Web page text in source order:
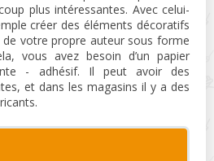
plus intéressantes. Avec celui-
créer des éléments décoratifs
votre propre auteur sous forme
vous avez besoin d’un papier
- adhésif. Il peut avoir des
et dans les magasins il y a des